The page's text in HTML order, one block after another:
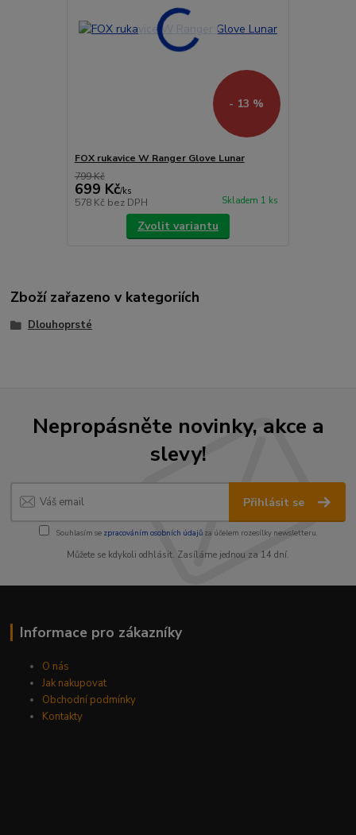
- 13 %
FOX rukavice W Ranger Glove Lunar
799 Kč
699 Kč/ks
578 Kč bez DPH Skladem 1 ks
Zvolit variantu
Zboží zařazeno v kategoriích
Dlouhoprsté
Nepropásněte novinky, akce a
slevy!
Přihlásit se
Souhlasím se zpracováním osobních údajůza účelem rozesílky newsletteru.
Můžete se kdykoli odhlásit. Zasíláme jednou za 14 dní.
Informace pro zákazníky
O nás
Jak nakupovat
Obchodní podmínky
Kontakty